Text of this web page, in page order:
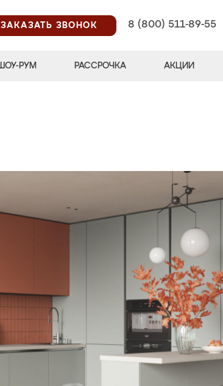
ЗАКАЗАТЬ ЗВОНОК
8 (800) 511-89-55
РУМ РАССРОЧКА АКЦИИ